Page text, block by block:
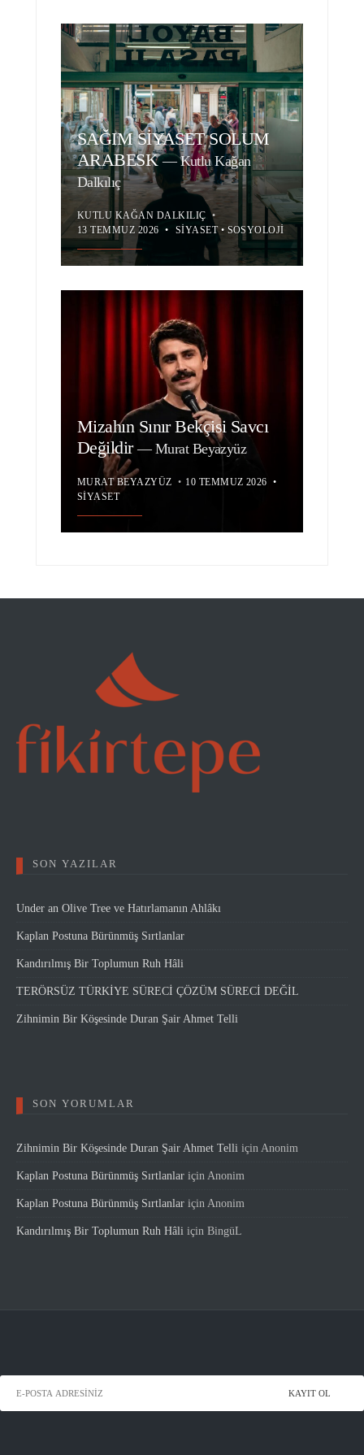
SAĞIM SİYASET SOLUM
ARABESK—Kutlu Kağan
Dalkılıç
KUTLU KAĞAN DALKILIÇ •
13 TEMMUZ 2026 • SIYASET• SOSYOLOJI
Mizahın Sınır Bekçisi Savcı
Değildir—Murat Beyazyüz
MURAT BEYAZYÜZ • 10 TEMMUZ 2026 •
SIYASET
SON YAZILAR
Under an Olive Tree ve Hatırlamanın Ahlâkı
Kaplan Postuna Bürünmüş Sırtlanlar
Kandırılmış Bir Toplumun Ruh Hâli
TERÖRSÜZ TÜRKİYE SÜRECİ ÇÖZÜM SÜRECİ DEĞİL
Zihnimin Bir Köşesinde Duran Şair Ahmet Telli
SON YORUMLAR
Zihnimin Bir Köşesinde Duran Şair Ahmet Telli içinAnonim
Kaplan Postuna Bürünmüş Sırtlanlar içinAnonim
Kaplan Postuna Bürünmüş Sırtlanlar içinAnonim
Kandırılmış Bir Toplumun Ruh Hâli için BingüL